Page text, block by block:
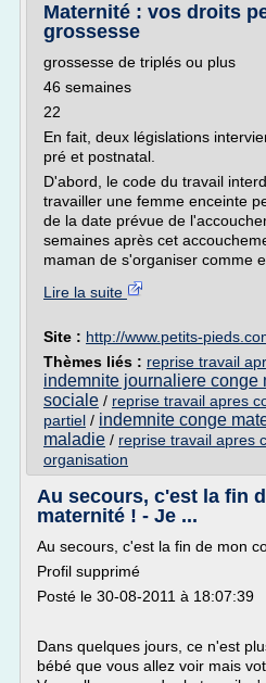
Maternité : vos droits
grossesse
grossesse de triplés ou plus
46 semaines
22
En fait, deux législations
pré et postnatal.
D'abord, le code du travail
travailler une femme enceinte
de la date prévue de
semaines après cet
maman de s'organiser comme
Lire la suite
Site : http://www.petits-
Thèmes liés : reprise travail
indemnite journaliere conge
sociale / reprise travail apres
partiel / indemnite conge
maladie / reprise travail apres
organisation
Au secours, c'est la fin
maternité ! - Je ...
Au secours, c'est la fin de mon
Profil supprimé
Posté le 30-08-2011 à 18:07:39
Dans quelques jours, ce n'est
bébé que vous allez voir mais